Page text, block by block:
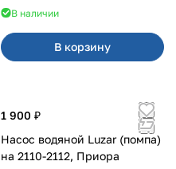
4х4В наличии
В корзину
1 900 ₽
Насос водяной Luzar (помпа)
на 2110-2112, Приора